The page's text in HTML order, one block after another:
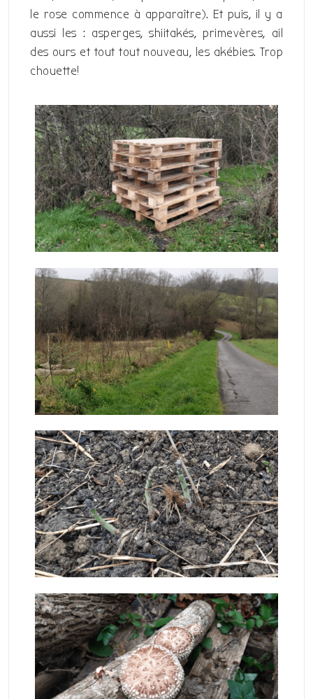
le rose commence à apparaître). Et puis, il y a
aussi les : asperges, shiitakés, primevères, ail
des ours et tout tout nouveau, les akébies. Trop
chouette!